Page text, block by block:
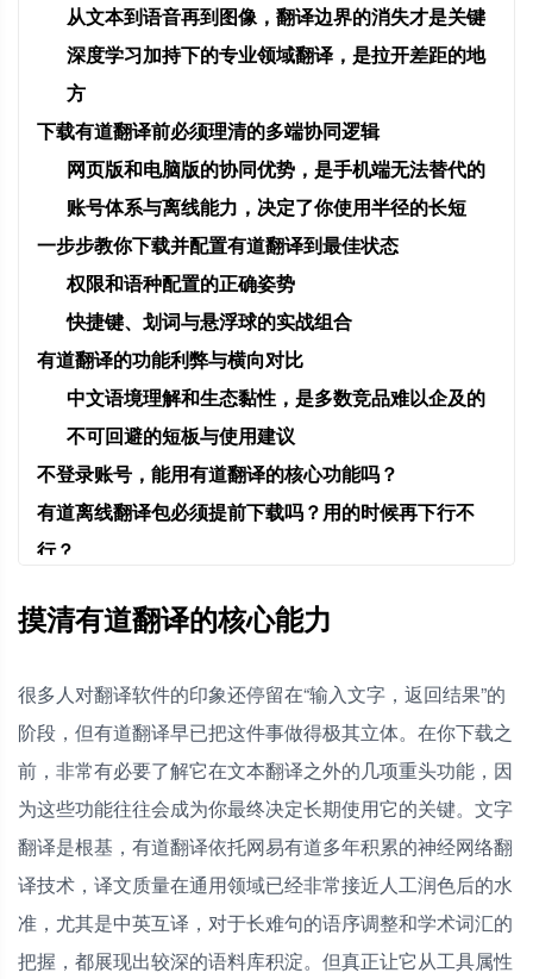
从文本到语音再到图像，翻译边界的消失才是关键
深度学习加持下的专业领域翻译，是拉开差距的地
方
下载有道翻译前必须理清的多端协同逻辑
网页版和电脑版的协同优势，是手机端无法替代的
账号体系与离线能力，决定了你使用半径的长短
一步步教你下载并配置有道翻译到最佳状态
权限和语种配置的正确姿势
快捷键、划词与悬浮球的实战组合
有道翻译的功能利弊与横向对比
中文语境理解和生态黏性，是多数竞品难以企及的
不可回避的短板与使用建议
不登录账号，能用有道翻译的核心功能吗？
有道离线翻译包必须提前下载吗？用的时候再下行不
行？
我已经装了有道词典，还需要单独下载有道翻译吗？
摸清有道翻译的核心能力
很多人对翻译软件的印象还停留在“输入文字，返回结果”的
阶段，但有道翻译早已把这件事做得极其立体。在你下载之
前，非常有必要了解它在文本翻译之外的几项重头功能，因
为这些功能往往会成为你最终决定长期使用它的关键。文字
翻译是根基，有道翻译依托网易有道多年积累的神经网络翻
译技术，译文质量在通用领域已经非常接近人工润色后的水
准，尤其是中英互译，对于长难句的语序调整和学术词汇的
把握，都展现出较深的语料库积淀。但真正让它从工具属性